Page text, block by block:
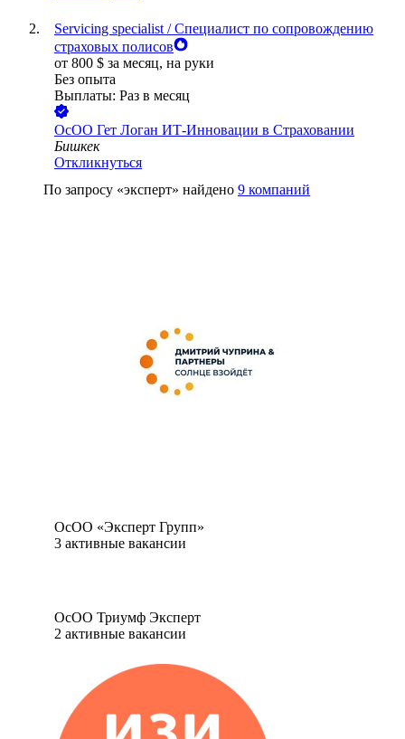
Servicing specialist / Специалист по сопровождению
страховых полисов
от 800 $ за месяц, на руки
Без опыта
Выплаты: Раз в месяц
ОсОО Гет Логан ИТ-Инновации в Страховании
Бишкек
Откликнуться
По запросу «эксперт» найдено 9 компаний
ОсОО «Эксперт Групп»
3 активные вакансии
ОсОО Триумф Эксперт
2 активные вакансии